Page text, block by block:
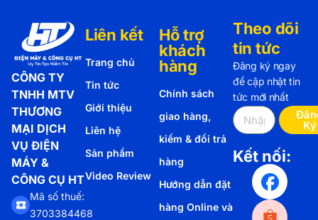
CÔNG TY
TNHH MTV
THƯƠNG
MẠI DỊCH
VỤ ĐIỆN
MÁY &
CÔNG CỤ HT
Mã số thuế:
3703384468
Liên kết
Trang chủ
Tin tức
Giới thiệu
Liên hệ
Sản phẩm
Video Review
Hỗ trợ
khách
hàng
Chính sách
giao hàng,
kiểm & đổi trả
hàng
Hướng dẫn đặt
hàng Online và
Theo dõi
tin tức
Đăng ký ngay
để cập nhật tin
tức mới nhất
Ký
Kết nối: